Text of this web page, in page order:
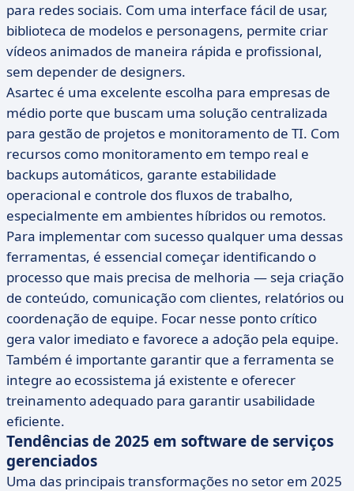
para redes sociais. Com uma interface fácil de usar,
biblioteca de modelos e personagens, permite criar
vídeos animados de maneira rápida e profissional,
sem depender de designers.
Asartec é uma excelente escolha para empresas de
médio porte que buscam uma solução centralizada
para gestão de projetos e monitoramento de TI. Com
recursos como monitoramento em tempo real e
backups automáticos, garante estabilidade
operacional e controle dos fluxos de trabalho,
especialmente em ambientes híbridos ou remotos.
Para implementar com sucesso qualquer uma dessas
ferramentas, é essencial começar identificando o
processo que mais precisa de melhoria — seja criação
de conteúdo, comunicação com clientes, relatórios ou
coordenação de equipe. Focar nesse ponto crítico
gera valor imediato e favorece a adoção pela equipe.
Também é importante garantir que a ferramenta se
integre ao ecossistema já existente e oferecer
treinamento adequado para garantir usabilidade
eficiente.
Tendências de 2025 em software de serviços
gerenciados
Uma das principais transformações no setor em 2025